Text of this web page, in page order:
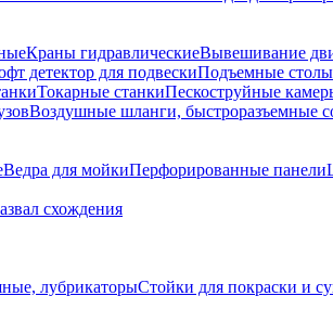
Краны гидравлическиеВывешивание
детектор для подвескиПодъемные столы
Токарные станкиПескоструйные
Воздушные шланги, быстроразъемные
Ведра для мойкиПерфорированные панели
схождения
лубрикаторыСтойки для покраски и